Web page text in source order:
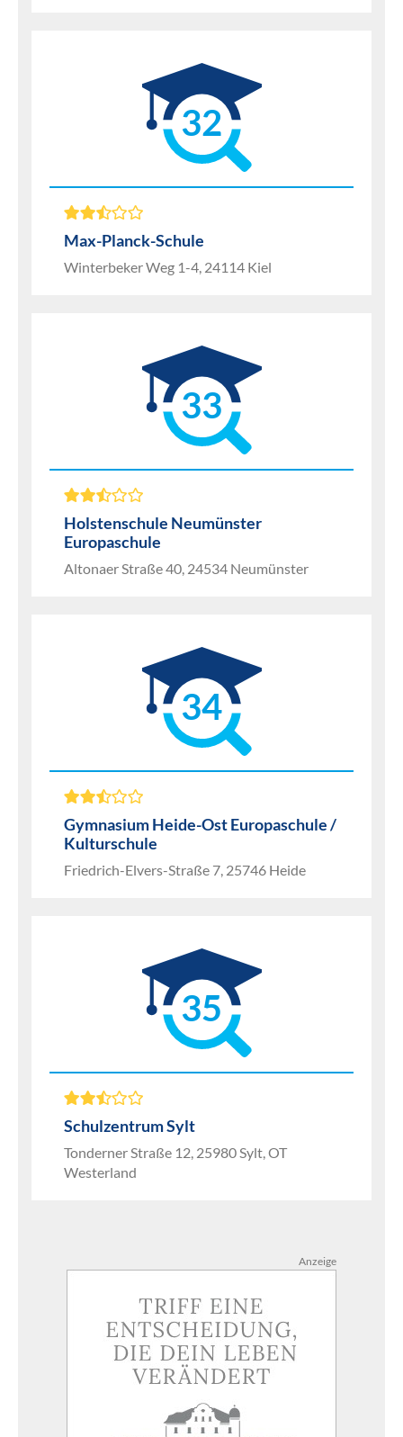
32
Max-Planck-Schule
Winterbeker Weg 1-4, 24114 Kiel
33
Holstenschule Neumünster
Europaschule
Altonaer Straße 40, 24534 Neumünster
34
Gymnasium Heide-Ost Europaschule /
Kulturschule
Friedrich-Elvers-Straße 7, 25746 Heide
35
Schulzentrum Sylt
Tonderner Straße 12, 25980 Sylt, OT
Westerland
Anzeige